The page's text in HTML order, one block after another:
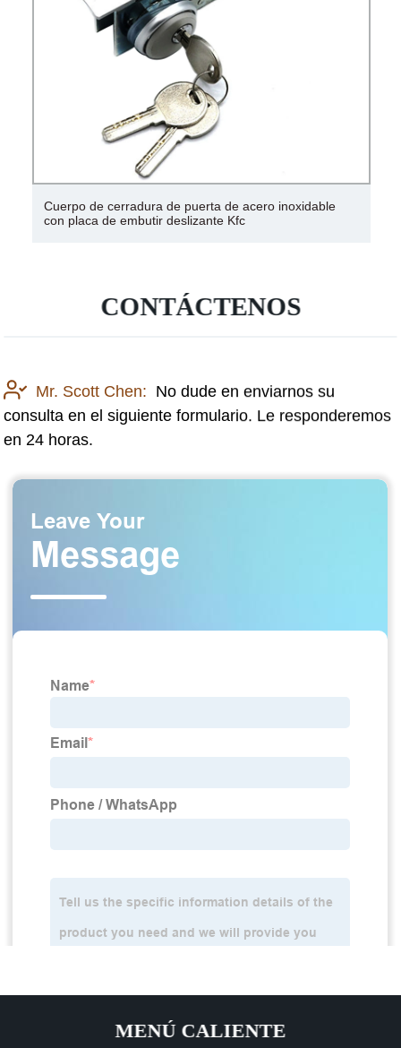
Cuerpo de cerradura de puerta de acero inoxidable
con placa de embutir deslizante Kfc
CONTÁCTENOS
Mr. Scott Chen: No dude en enviarnos su
consulta en el siguiente formulario. Le responderemos
en 24 horas.
MENÚ CALIENTE